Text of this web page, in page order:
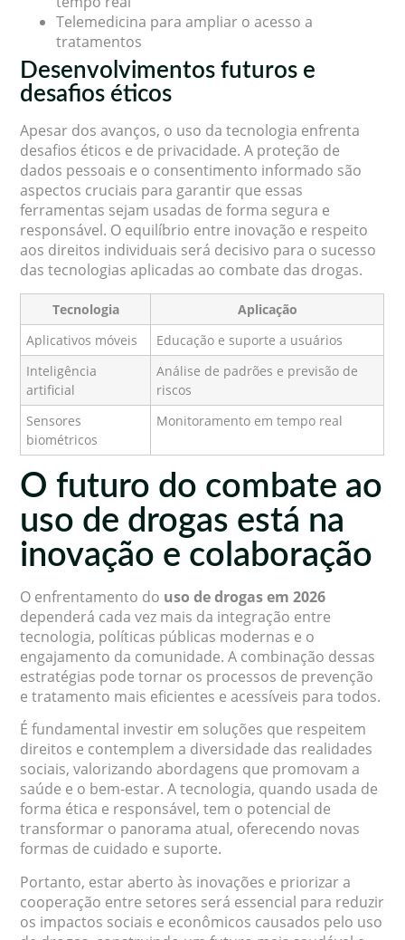
Telemedicina para ampliar o acesso a
tratamentos
Desenvolvimentos futuros e
desafios éticos
Apesar dos avanços, o uso da tecnologia enfrenta
desafios éticos e de privacidade. A proteção de
dados pessoais e o consentimento informado são
aspectos cruciais para garantir que essas
ferramentas sejam usadas de forma segura e
responsável. O equilíbrio entre inovação e respeito
aos direitos individuais será decisivo para o sucesso
das tecnologias aplicadas ao combate das drogas.
Tecnologia
Aplicação
Aplicativos móveis
Educação e suporte a usuários
Inteligência
artificial
Análise de padrões e previsão de
riscos
Sensores
biométricos
Monitoramento em tempo real
O futuro do combate ao
uso de drogas está na
inovação e colaboração
O enfrentamento do uso de drogas em 2026
dependerá cada vez mais da integração entre
tecnologia, políticas públicas modernas e o
engajamento da comunidade. A combinação dessas
estratégias pode tornar os processos de prevenção
e tratamento mais eficientes e acessíveis para todos.
É fundamental investir em soluções que respeitem
direitos e contemplem a diversidade das realidades
sociais, valorizando abordagens que promovam a
saúde e o bem-estar. A tecnologia, quando usada de
forma ética e responsável, tem o potencial de
transformar o panorama atual, oferecendo novas
formas de cuidado e suporte.
Portanto, estar aberto às inovações e priorizar a
cooperação entre setores será essencial para reduzir
os impactos sociais e econômicos causados pelo uso